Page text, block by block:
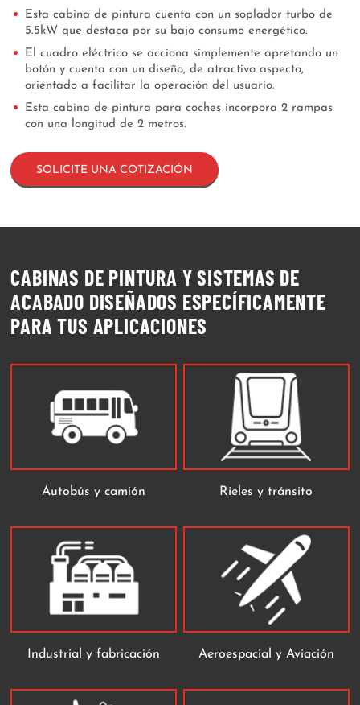
Esta cabina de pintura cuenta con un soplador turbo de
5.5kW que destaca por su bajo consumo energético.
El cuadro eléctrico se acciona simplemente apretando un
botón y cuenta con un diseño, de atractivo aspecto,
orientado a facilitar la operación del usuario.
Esta cabina de pintura para coches incorpora 2 rampas
con una longitud de 2 metros.
SOLICITE UNA COTIZACIÓN
CABINAS DE PINTURA Y SISTEMAS DE
ACABADO DISEÑADOS ESPECÍFICAMENTE
PARA TUS APLICACIONES
Autobús y camión Rieles y tránsito
Industrial y fabricación Aeroespacial y Aviación